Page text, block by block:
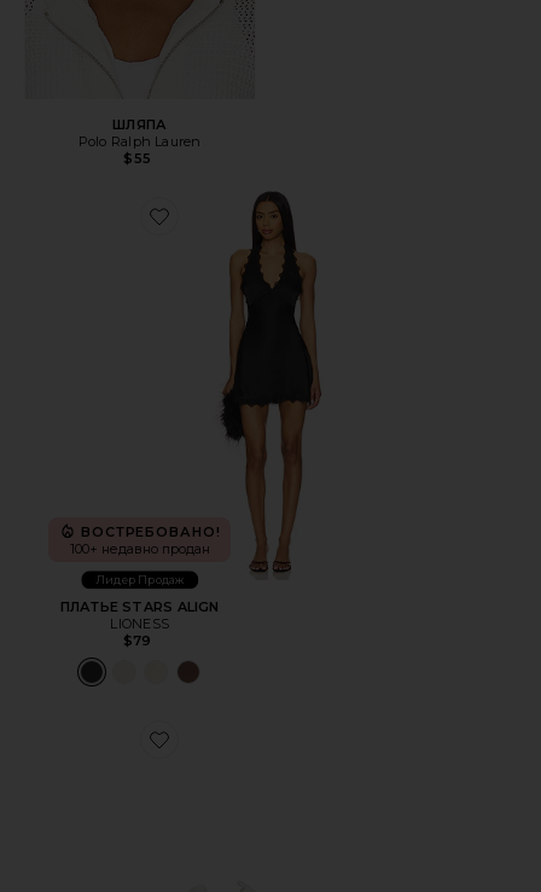
ШЛЯПА
Polo Ralph Lauren
$55
Favorite ПЛАТЬЕ STARS ALIGN
ВОСТРЕБОВАНО!
100+ недавно продан
Лидер Продаж
ПЛАТЬЕ STARS ALIGN
LIONESS
$79
Favorite КРОССОВКИ CLOUDNOVA 2